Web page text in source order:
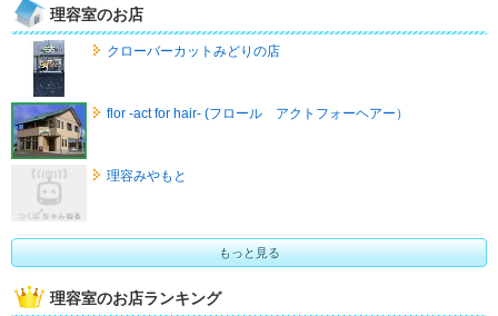
理容室のお店
クローバーカットみどりの店
flor -act for hair- (フロール アクトフォーヘアー）
理容みやもと
もっと見る
理容室のお店ランキング